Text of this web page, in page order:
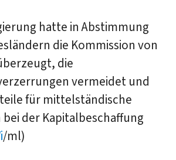
hatte in Abstimmung
die Kommission von
die
vermeidet und
für mittelständische
der Kapitalbeschaffung
/ml)